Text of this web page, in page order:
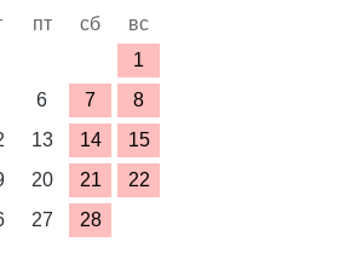
пт сб
вс
1
6 7
8
13 14
15
20 21
22
27 28